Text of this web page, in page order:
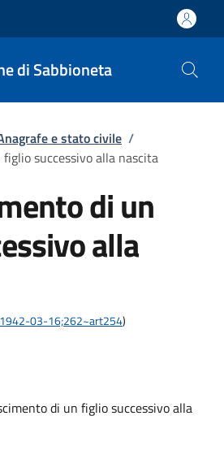
di Sabbioneta
e stato civile /
successivo alla nascita
di un
alla
03-16;262~art254)
di un figlio successivo alla